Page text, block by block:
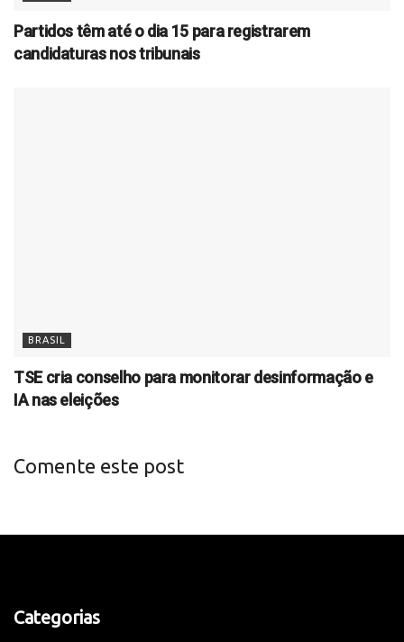
Partidos têm até o dia 15 para registrarem
candidaturas nos tribunais
BRASIL
TSE cria conselho para monitorar desinformação e
IA nas eleições
Comente este post
Categorias